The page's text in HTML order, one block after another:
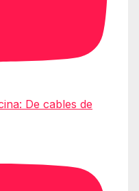
De cables de